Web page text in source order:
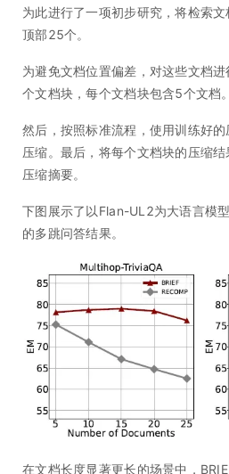
为此进行了一项初步研究，将检索
顶部25个。
为避免文档位置偏差，对这些文档
个文档块，每个文档块包含5个文档。
然后，按照标准流程，使用训练好
压缩。最后，将每个文档块的压缩
压缩摘要。
下图展示了以Flan-UL2为大语言模
的多跳问答结果。
在文档长度显著更长的场景中，